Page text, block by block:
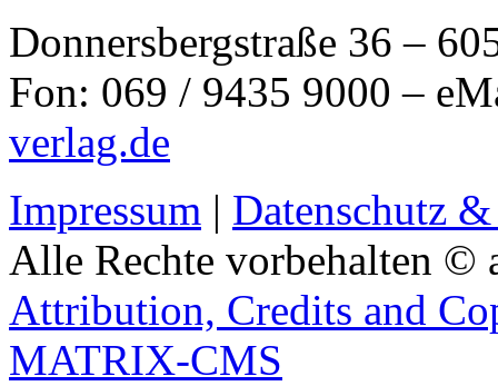
Donnersbergstraße 36 –
Fon: 069 / 9435 9000 –
verlag.de
Impressum | Datenschutz
Alle Rechte vorbehalten ©
Attribution, Credits and
MATRIX-CMS